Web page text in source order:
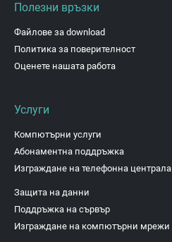
Полезни връзки
Файлове за download
Политика за поверителност
Оценете нашата работа
Услуги
Компютърни услуги
Абонаментна поддръжка
Изграждане на телефонна централа
Защита на данни
Поддръжка на сървър
Изграждане на компютърни мрежи